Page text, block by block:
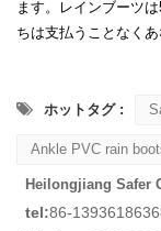
ます。レインブーツ
ちは支払うことなく
ホットタグ :
Ankle PVC rain
Heilongjiang Safer
tel:86-